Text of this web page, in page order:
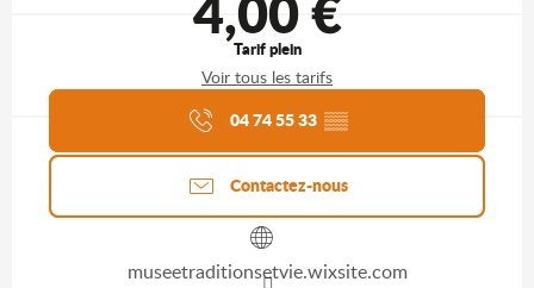
Tarif plein
Voir tous les tarifs
Agenda du moment
04 74 55 33 ▒▒
Contactez-nous
museetraditionsetvie.wixsite.com